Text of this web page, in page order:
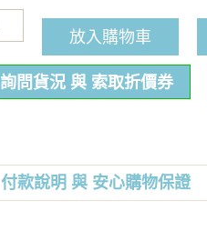
放入購物車
詢問貨況 與 索取折價券
付款說明 與 安心購物保證